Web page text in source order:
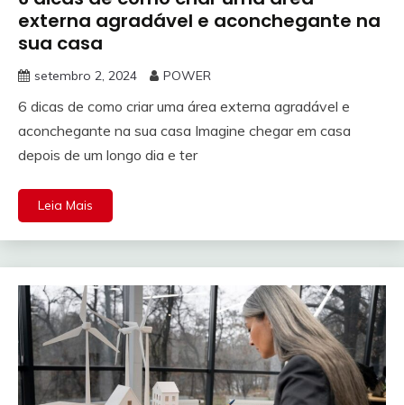
externa agradável e aconchegante na
sua casa
setembro 2, 2024 POWER
6 dicas de como criar uma área externa agradável e
aconchegante na sua casa Imagine chegar em casa
depois de um longo dia e ter
Leia Mais